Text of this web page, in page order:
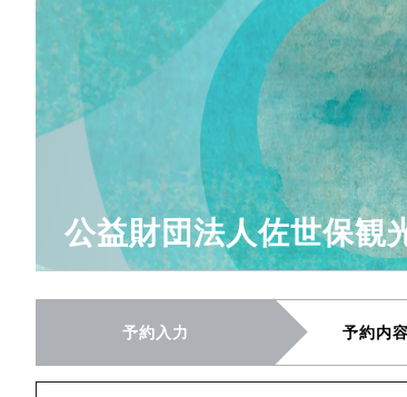
公益財団法人佐世保観
予約入力 予約内